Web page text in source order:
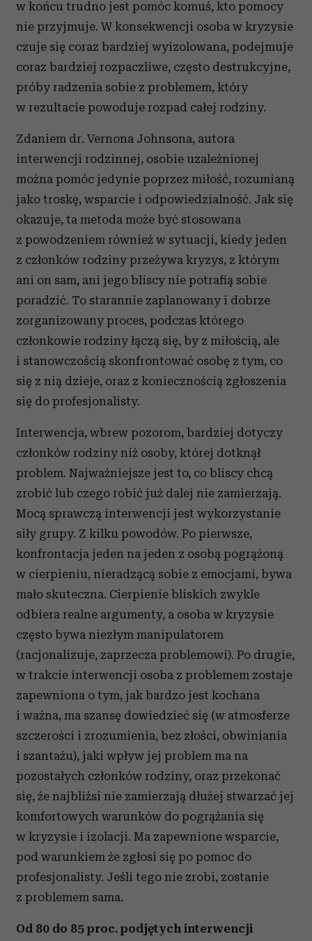
w końcu trudno jest pomóc komuś, kto pomocy
nie przyjmuje. W konsekwencji osoba w kryzysie
czuje się coraz bardziej wyizolowana, podejmuje
coraz bardziej rozpaczliwe, często destrukcyjne,
próby radzenia sobie z problemem, który
w rezultacie powoduje rozpad całej rodziny.
Zdaniem dr. Vernona Johnsona, autora
interwencji rodzinnej, osobie uzależnionej
można pomóc jedynie poprzez miłość, rozumianą
jako troskę, wsparcie i odpowiedzialność. Jak się
okazuje, ta metoda może być stosowana
z powodzeniem również w sytuacji, kiedy jeden
z członków rodziny przeżywa kryzys, z którym
ani on sam, ani jego bliscy nie potrafią sobie
poradzić. To starannie zaplanowany i dobrze
zorganizowany proces, podczas którego
członkowie rodziny łączą się, by z miłością, ale
i stanowczością skonfrontować osobę z tym, co
się z nią dzieje, oraz z koniecznością zgłoszenia
się do profesjonalisty.
Interwencja, wbrew pozorom, bardziej dotyczy
członków rodziny niż osoby, której dotknął
problem. Najważniejsze jest to, co bliscy chcą
zrobić lub czego robić już dalej nie zamierzają.
Mocą sprawczą interwencji jest wykorzystanie
siły grupy. Z kilku powodów. Po pierwsze,
konfrontacja jeden na jeden z osobą pogrążoną
w cierpieniu, nieradzącą sobie z emocjami, bywa
mało skuteczna. Cierpienie bliskich zwykle
odbiera realne argumenty, a osoba w kryzysie
często bywa niezłym manipulatorem
(racjonalizuje, zaprzecza problemowi). Po drugie,
w trakcie interwencji osoba z problemem zostaje
zapewniona o tym, jak bardzo jest kochana
i ważna, ma szansę dowiedzieć się (w atmosferze
szczerości i zrozumienia, bez złości, obwiniania
i szantażu), jaki wpływ jej problem ma na
pozostałych członków rodziny, oraz przekonać
się, że najbliżsi nie zamierzają dłużej stwarzać jej
komfortowych warunków do pogrążania się
w kryzysie i izolacji. Ma zapewnione wsparcie,
pod warunkiem że zgłosi się po pomoc do
profesjonalisty. Jeśli tego nie zrobi, zostanie
z problemem sama.
Od 80 do 85 proc. podjętych interwencji